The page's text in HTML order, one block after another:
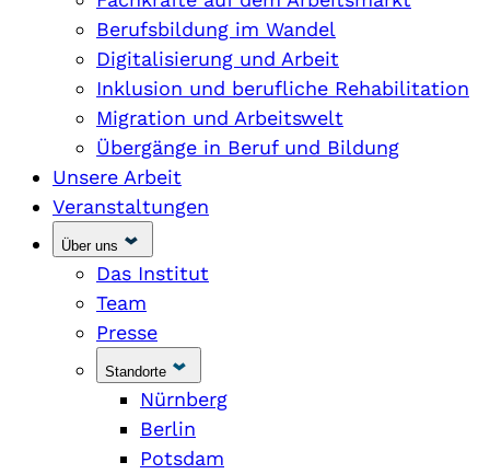
Berufsbildung im Wandel
Digitalisierung und Arbeit
Inklusion und berufliche Rehabilitation
Migration und Arbeitswelt
Übergänge in Beruf und Bildung
Unsere Arbeit
Veranstaltungen
Über uns
Das Institut
Team
Presse
Standorte
Nürnberg
Berlin
Potsdam